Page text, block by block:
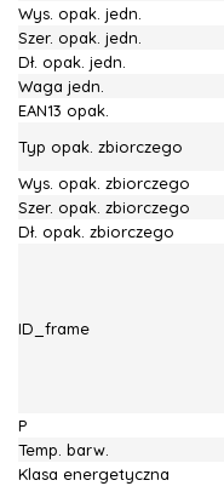
Wys. opak. jedn.
Szer. opak. jedn.
Dł. opak. jedn.
Waga jedn.
EAN13 opak.
Typ opak. zbiorczego
Wys. opak. zbiorczego
Szer. opak. zbiorczego
Dł. opak. zbiorczego
ID_frame
P
Temp. barw.
Klasa energetyczna